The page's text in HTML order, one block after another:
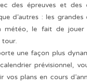
des épreuves et des
d’autres : les grandes
météo, le fait de jouer
tour.
une façon plus
prévisionnel,
vos plans en cours